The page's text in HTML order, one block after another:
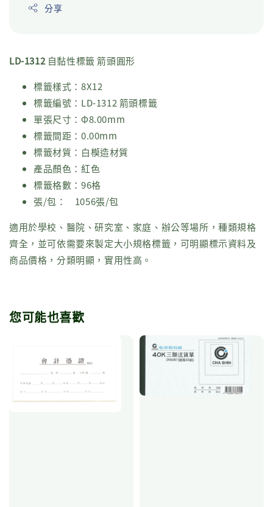
分享
LD-1312 自黏性標籤 箭頭圓形
標籤樣式：8X12
標籤編號：LD-1312 箭頭標籤
單張尺寸：Φ8.00mm
標籤間距：0.00mm
標籤材質：白模造材質
產品顏色：紅色
標籤格數：96格
張/包：
1056張/包
適用於學校、醫院、研究室、家庭、辦公等場所，種類規格
齊全，並可依需要來製定大小規格標籤，可明顯標示資料及
商品價格，分類明顯，實用性高。
您可能也喜歡